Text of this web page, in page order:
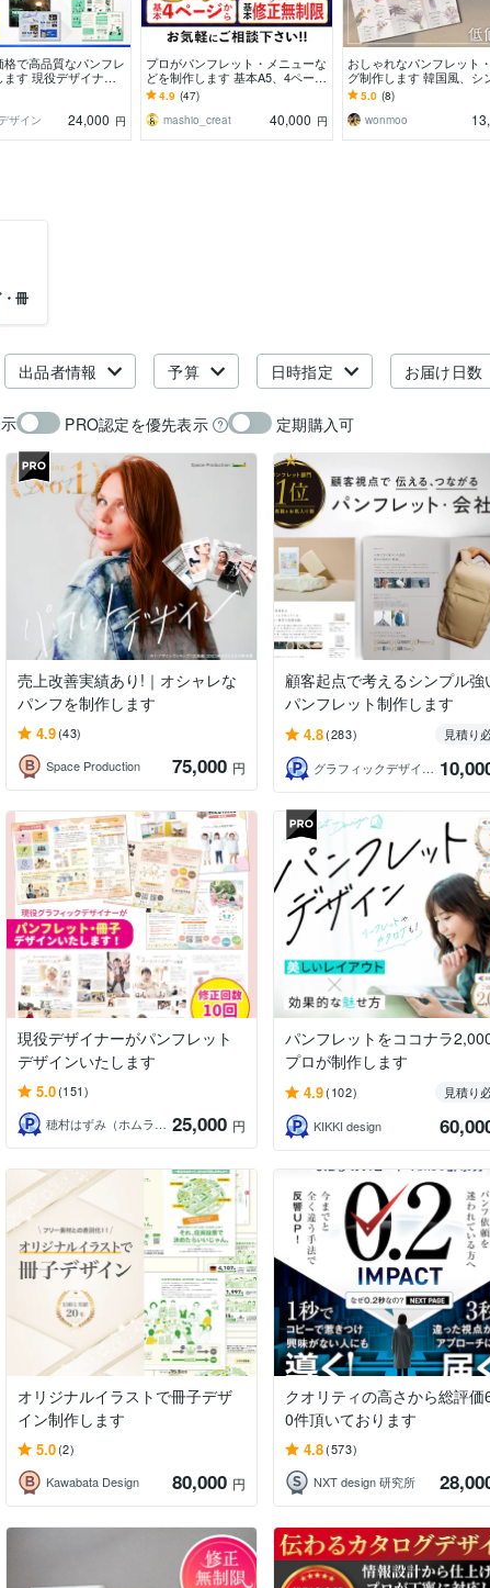
格で高品質なパンフレ
ます 現役デザイナー
ジット表記するだけ
ザイン
24,000 円
プロがパンフレット・メニューな
どを制作します 基本A5、4ページ
のご対応！テキスト修正は基本無
制限！
4.9 (47)
mashio_creat
40,000 円
おしゃれなパンフレット
グ制作します 韓国風、シ
ル、フェミニンなどターゲ
合わせたデザイン
5.0 (8)
wonmoo
冊
出品者情報 予算 日時指定 お届け日数
PRO認定を優先表示 定期購入可
売上改善実績あり!｜オシャレな
パンフを制作します
4.9(43)
Space Production
75,000 円
顧客起点で考えるシンプル強
パンフレット制作します
4.8(283)
見積り
グラフィックデザイナー コウノ
現役デザイナーがパンフレット
デザインいたします
5.0(151)
穂村はずみ（ホムラハズミ）
25,000 円
パンフレットをココナラ
プロが制作します
4.9(102)
見積り
KIKKI design
オリジナルイラストで冊子デザ
イン制作します
5.0(2)
Kawabata Design
80,000 円
クオリティの高さから総評価
0件頂いております
4.8(573)
NXT design 研究所